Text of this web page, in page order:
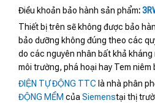
Điều khoản bảo hành sản phẩm:
Thiết bị trên sẽ không được bảo
bảo dưỡng không đúng theo các
do các nguyên nhân bất khả
môi trường, phá hoại hay Tem
ĐIỆN TỰ ĐỘNG TTC là nhà phân
ĐỘNG MỀM của Siemenstại thị